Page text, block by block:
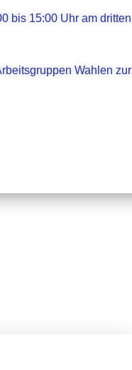
bis 15:00 Uhr am
Wahlen